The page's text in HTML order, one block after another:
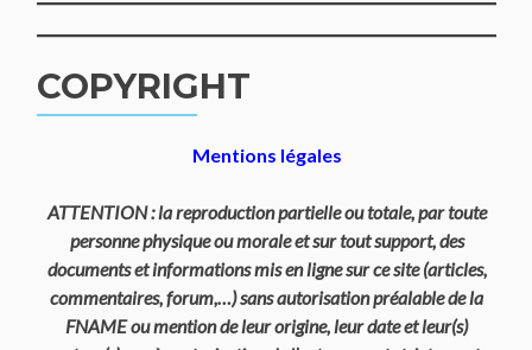
COPYRIGHT
Mentions légales
ATTENTION : la reproduction partielle ou totale, par toute
personne physique ou morale et sur tout support, des
documents et informations mis en ligne sur ce site (articles,
commentaires, forum,…) sans autorisation préalable de la
FNAME ou mention de leur origine, leur date et leur(s)